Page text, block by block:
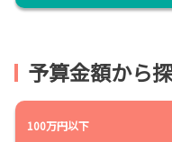
予算金額から
100万円以下